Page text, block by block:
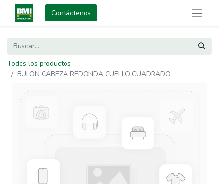
Contáctenos
Todos los productos
BULON CABEZA REDONDA CUELLO CUADRADO